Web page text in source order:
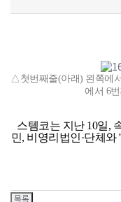
△첫번째줄(아래) 왼쪽에
에서 6
스템코는 지난 10일,
민, 비영리법인·단체